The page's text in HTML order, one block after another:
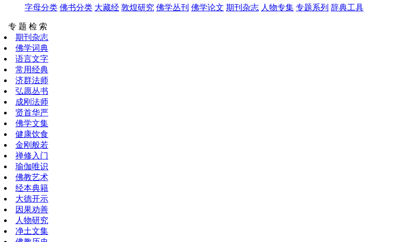
字母分类 佛书分类 大藏经 敦煌研究 佛学丛刊 佛学论文 期刊杂志 人物专集 专题系列 辞典工具
专 题 检 索
期刊杂志
佛学词典
语言文字
常用经典
济群法师
弘愿丛书
成刚法师
贤首华严
佛学文集
健康饮食
金刚般若
禅修入门
瑜伽唯识
佛教艺术
经本典籍
大德开示
因果劝善
人物研究
净土文集